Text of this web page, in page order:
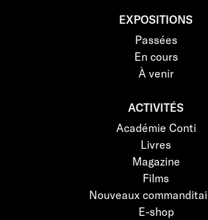
EXPOSITIONS
Passées
En cours
À venir
ACTIVITÉS
Académie Conti
Livres
Magazine
Films
Nouveaux
E-shop